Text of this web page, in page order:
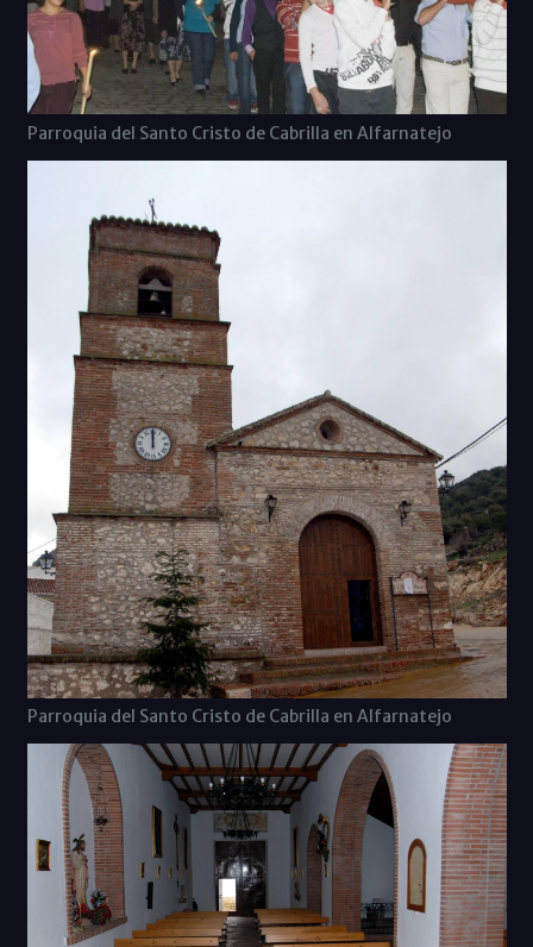
Parroquia del Santo Cristo de Cabrilla en Alfarnatejo
Parroquia del Santo Cristo de Cabrilla en Alfarnatejo